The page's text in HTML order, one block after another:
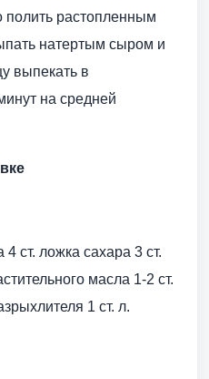
полить растопленным
натертым сыром и
выпекать в
на средней
ст. ложка сахара 3 ст.
масла 1-2 ст.
1 ст. л.